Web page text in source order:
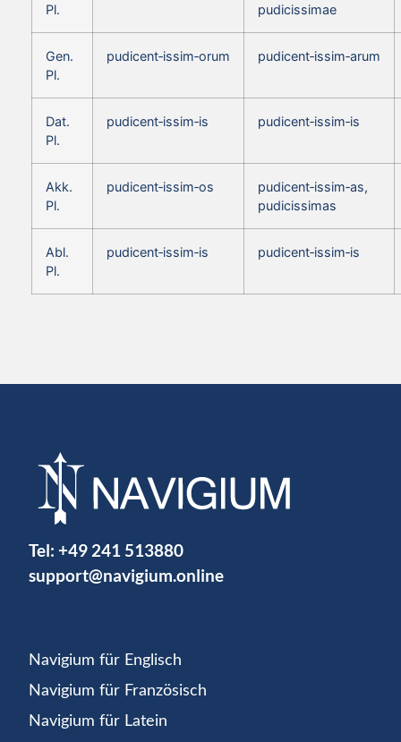
Pl.
pudicissimae
Gen.
Pl.
pudicent‑issim‑orum pudicent‑issim‑arum
Dat.
Pl.
pudicent‑issim‑is pudicent‑issim‑is
Akk.
Pl.
pudicent‑issim‑os
pudicent‑issim‑as,
pudicissimas
Abl.
Pl.
pudicent‑issim‑is pudicent‑issim‑is
Tel: +49 241 513880
support@navigium.online
Navigium für Englisch
Navigium für Französisch
Navigium für Latein